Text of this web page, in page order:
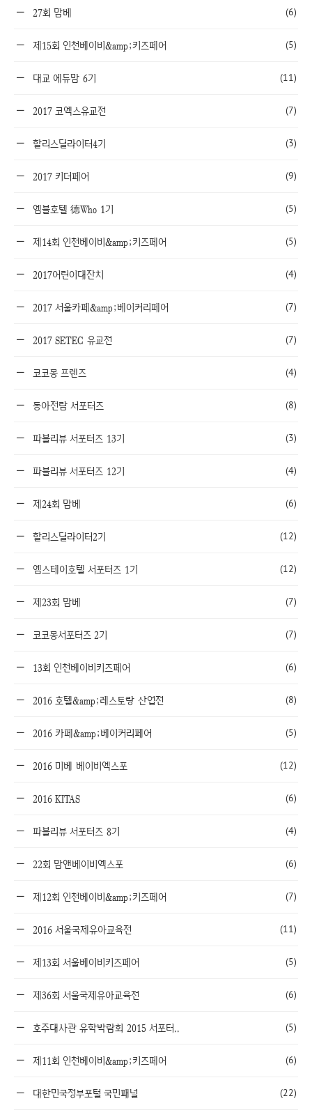
27회 맘베 (6)
제15회 인천베이비&amp;키즈페어 (5)
대교 에듀맘 6기 (11)
2017 코엑스유교전 (7)
할리스딜라이터4기 (3)
2017 키더페어 (9)
엠블호텔 德Who 1기 (5)
제14회 인천베이비&amp;키즈페어 (5)
2017어린이대잔치 (4)
2017 서울카페&amp;베이커리페어 (7)
2017 SETEC 유교전 (7)
코코몽 프렌즈 (4)
동아전람 서포터즈 (8)
파블리뷰 서포터즈 13기 (3)
파블리뷰 서포터즈 12기 (4)
제24회 맘베 (6)
할리스딜라이터2기 (12)
엠스테이호텔 서포터즈 1기 (12)
제23회 맘베 (7)
코코몽서포터즈 2기 (7)
13회 인천베이비키즈페어 (6)
2016 호텔&amp;레스토랑 산업전 (8)
2016 카페&amp;베이커리페어 (5)
2016 미베 베이비엑스포 (12)
2016 KITAS (6)
파블리뷰 서포터즈 8기 (4)
22회 맘앤베이비엑스포 (6)
제12회 인천베이비&amp;키즈페어 (7)
2016 서울국제유아교육전 (11)
제13회 서울베이비키즈페어 (5)
제36회 서울국제유아교육전 (6)
호주대사관 유학박람회 2015 서포터.. (5)
제11회 인천베이비&amp;키즈페어 (6)
대한민국정부포털 국민패널 (22)